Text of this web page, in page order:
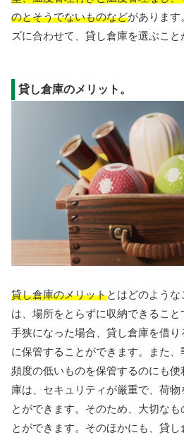
のとそうでないものなどがあります
ズに合わせて、貸し倉庫を選ぶこと
貸し倉庫のメリット。
貸し倉庫のメリットとはどのよう
は、場所をとらずに収納できるこ
手狭になった場合、貸し倉庫を借
に保管することができます。また
頻度の低いものを保管するのにも
庫は、セキュリティが厳重で、荷物
とができます。そのため、大切なも
とができます。そのほかにも、貸